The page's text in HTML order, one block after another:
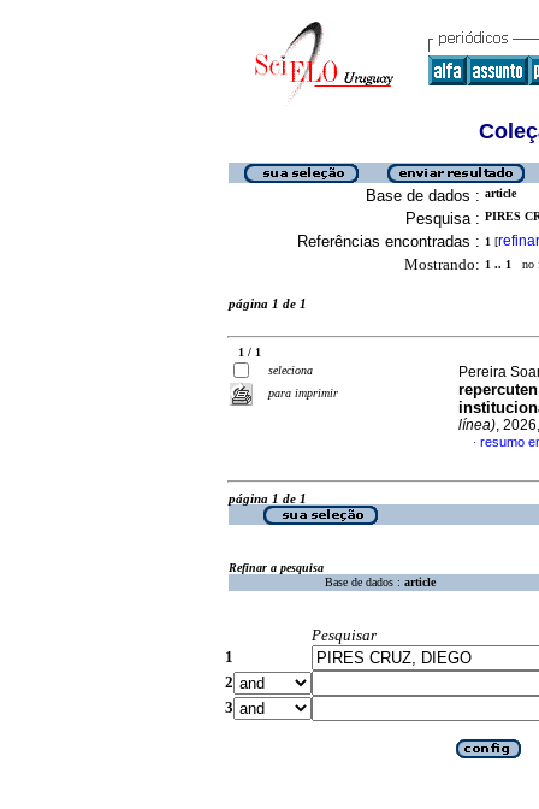
Base de dados : article
Pesquisa : PIRES
Referências encontradas : 1 [refinar
Mostrando: 1 .. 1 no
página 1 de 1
1 / 1
seleciona
para imprimir
Pereira
línea),
· resumo
página 1 de 1
Refinar a pesquisa
Base de dados : article
Pesquisar
1
2
3